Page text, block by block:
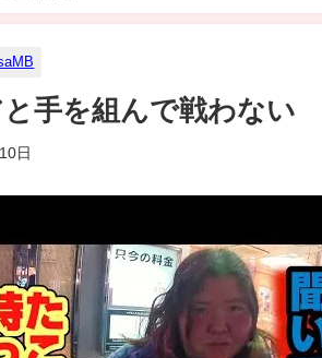
手を組んで戦わない
日